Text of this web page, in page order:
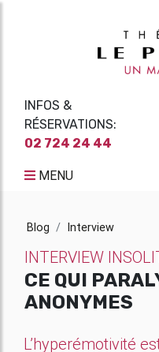
INFOS &
RÉSERVATIONS:
02 724 24 44
MENU
Blog Interview
INTERVIEW
CE QUI
ANONYMES
L’hyperémotivité